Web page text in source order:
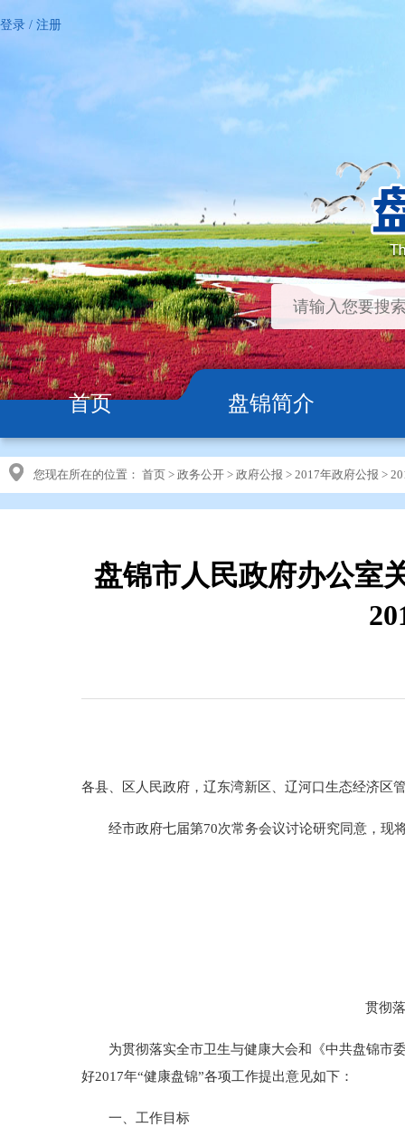
登录 / 注册
首页 盘锦简介
您现在所在的位置： 首页 > 政务公开 > 政府公报 > 2017年政府公报 >
盘锦市人民政府办公室
各县、区人民政府，辽东湾新区、辽河口生态经济区
经市政府七届第70次常务会议讨论研究同意，现将
贯彻
为贯彻落实全市卫生与健康大会和《中共盘锦市委
好2017年“健康盘锦”各项工作提出意见如下：
一、工作目标